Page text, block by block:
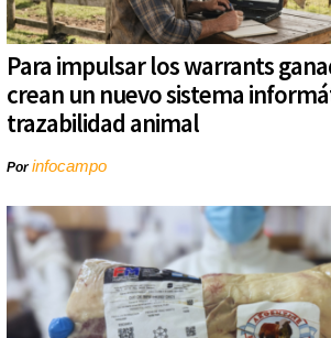
Para impulsar los warrants
crean un nuevo sistema
trazabilidad animal
Porinfocampo